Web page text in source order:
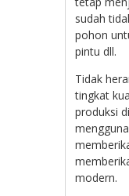
sudah
pohon
pintu dll.
Tidak
tingkat
produksi
modern.